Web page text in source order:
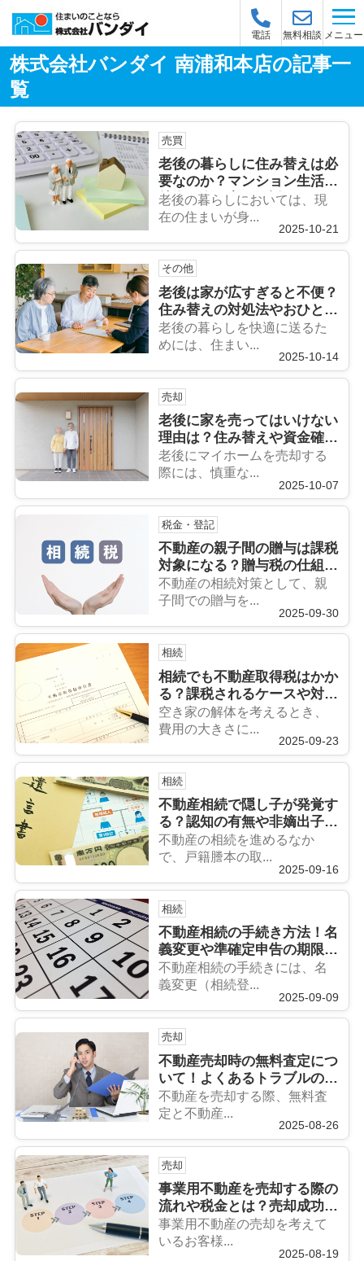
電話 無料相談 メニュー
株式会社バンダイ 南浦和本店の記事一
覧
売買
老後の暮らしに住み替えは必
要なのか？マンション生活の
特徴や進め方も解説
老後の暮らしにおいては、現
在の住まいが身...
2025-10-21
その他
老後は家が広すぎると不便？
住み替えの対処法やおひとり
さま住宅も解説
老後の暮らしを快適に送るた
めには、住まい...
2025-10-14
売却
老後に家を売ってはいけない
理由は？住み替えや資金確保
の方法も解説
老後にマイホームを売却する
際には、慎重な...
2025-10-07
税金・登記
不動産の親子間の贈与は課税
対象になる？贈与税の仕組み
や非課税制度も解説
不動産の相続対策として、親
子間での贈与を...
2025-09-30
相続
相続でも不動産取得税はかか
る？課税されるケースや対策
についても解説
空き家の解体を考えるとき、
費用の大きさに...
2025-09-23
相続
不動産相続で隠し子が発覚す
る？認知の有無や非嫡出子の
相続権も解説
不動産の相続を進めるなか
で、戸籍謄本の取...
2025-09-16
相続
不動産相続の手続き方法！名
義変更や準確定申告の期限に
ついても解説
不動産相続の手続きには、名
義変更（相続登...
2025-09-09
売却
不動産売却時の無料査定につ
いて！よくあるトラブルの回
避法も解説
不動産を売却する際、無料査
定と不動産...
2025-08-26
売却
事業用不動産を売却する際の
流れや税金とは？売却成功の
コツも解説
事業用不動産の売却を考えて
いるお客様...
2025-08-19